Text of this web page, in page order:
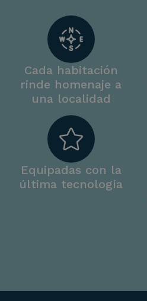
Cada habitación
rinde homenaje a
una localidad
Equipadas con la
última tecnología